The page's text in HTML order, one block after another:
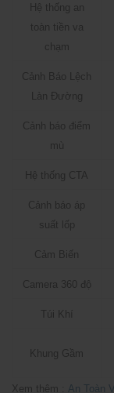
Hệ thống an
toàn tiền va
chạm
Cảnh Báo Lệch
Làn Đường
Cảnh báo điểm
mù
Hệ thống CTA
Cảnh báo áp
suất lốp
Cảm Biến
Camera 360 độ
Túi Khí
Khung Gầm
Xem thêm : An Toàn